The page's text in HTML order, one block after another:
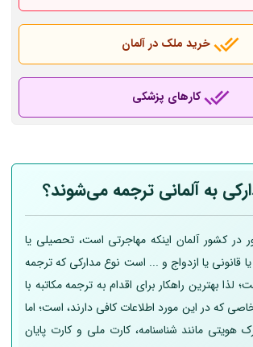
خرید ملک در آلمان
کارهای پزشکی
بهآلمانی ترجمه می‌شوند؟
کشور آلمان اینکه مهاجرتی است، تحصیلی یا
قانونی یا ازدواج و ... است نوع مدارکی که ترجمه
بهترین راهکار برای اقدام به ترجمه مکاتبه با
که در این مورد اطلاعات کافی دارند، است؛ اما
هویتی مانند شناسنامه، کارت ملی و کارت پایان